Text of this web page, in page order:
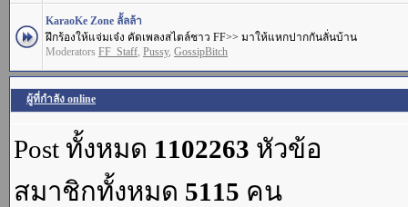
KaraoKe Zone ลั้ลล้า
ฝึกร้องให้แจ่มเจ๋ง คัดเพลงสไตล์ชาว FF>> มาให้แหกปากกันลั่นบ้าน
Moderators FF_Staff, Pussy, GossipBitch
ผู้ที่กำลัง online
Post ทั้งหมด 1102263 หัวข้อ
สมาชิกทั้งหมด 5115 คน